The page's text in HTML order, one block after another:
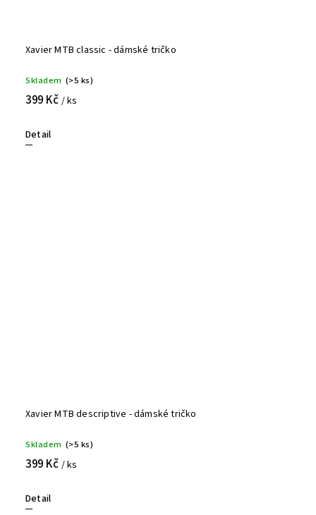
Xavier MTB classic - dámské tričko
Skladem (>5 ks)
399 Kč / ks
Detail
Xavier MTB descriptive - dámské tričko
Skladem (>5 ks)
399 Kč / ks
Detail